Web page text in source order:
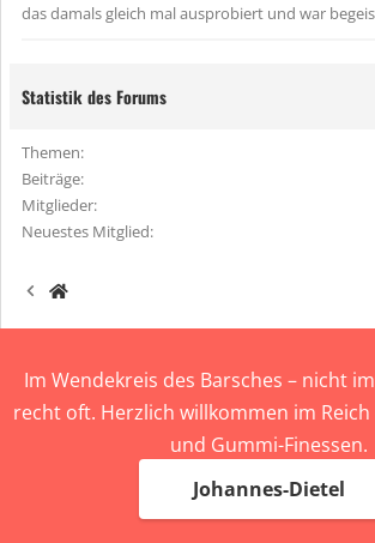
das damals gleich mal ausprobiert und war
Statistik des Forums
Themen
Beiträge
Mitglieder
Neuestes Mitglied
Im Wendekreis des Barsches – nicht
recht oft. Herzlich willkommen im
und Gummi-Finessen.
Johannes-Dietel